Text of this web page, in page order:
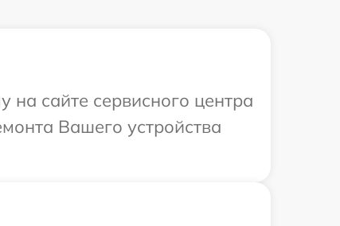
сайте сервисного центра
Вашего устройства